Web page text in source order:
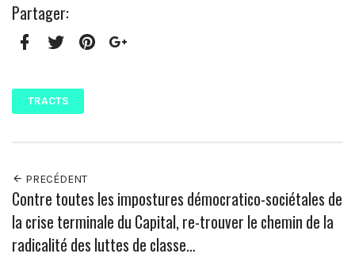
Partager:
TRACTS
PRECÉDENT
Contre toutes les impostures démocratico-sociétales de
la crise terminale du Capital, re-trouver le chemin de la
radicalité des luttes de classe…